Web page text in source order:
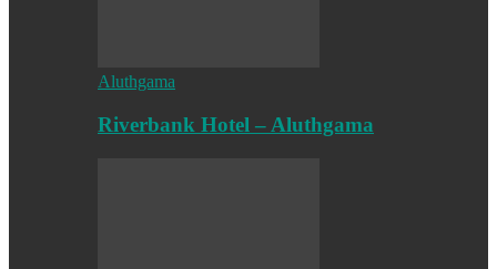
Aluthgama
Riverbank Hotel – Aluthgama